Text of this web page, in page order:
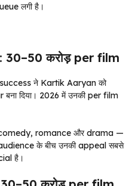
लगी है।
करोड़ per film
ने Kartik Aaryan को
दिया। 2026 में उनकी per film
comedy, romance और drama —
के बीच उनकी appeal सबसे
है।